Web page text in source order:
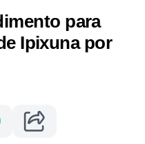
para
Ipixuna por